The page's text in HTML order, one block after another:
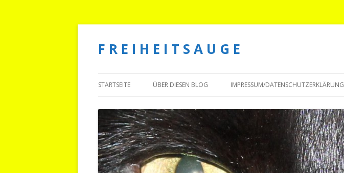
F R E I H E I T S A U G E
STARTSEITE ÜBER DIESEN BLOG IMPRESSUM/DATENSCHUTZERKLÄRUNG